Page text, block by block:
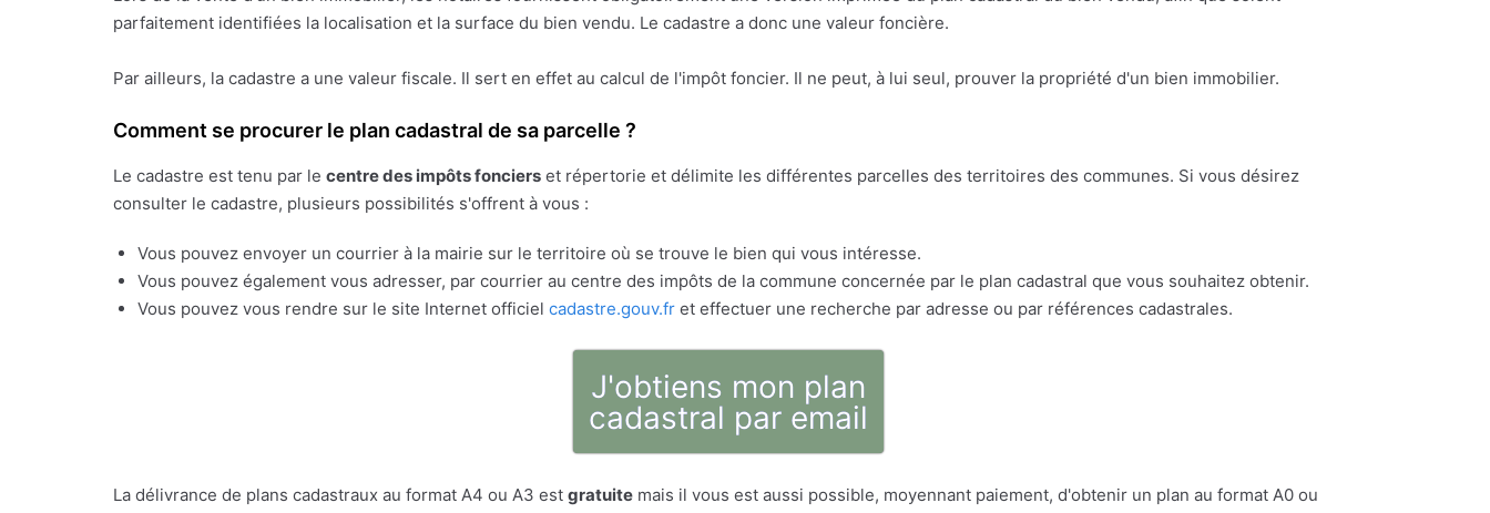
parfaitement identifiées la localisation et la surface du bien vendu. Le cadastre a donc une valeur foncière.
Par ailleurs, la cadastre a une valeur fiscale. Il sert en effet au calcul de l'impôt foncier. Il ne peut, à lui seul, prouver la propriété d'un bien immobilier.
Comment se procurer le plan cadastral de sa parcelle ?
Le cadastre est tenu par le centre des impôts fonciers et répertorie et délimite les différentes parcelles des territoires des communes. Si vous désirez
consulter le cadastre, plusieurs possibilités s'offrent à vous :
Vous pouvez envoyer un courrier à la mairie sur le territoire où se trouve le bien qui vous intéresse.
Vous pouvez également vous adresser, par courrier au centre des impôts de la commune concernée par le plan cadastral que vous souhaitez obtenir.
Vous pouvez vous rendre sur le site Internet officiel cadastre.gouv.fr et effectuer une recherche par adresse ou par références cadastrales.
J'obtiens mon plan
cadastral par email
La délivrance de plans cadastraux au format A4 ou A3 est gratuite mais il vous est aussi possible, moyennant paiement, d'obtenir un plan au format A0 ou